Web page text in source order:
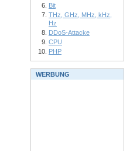
Bit
THz, GHz, MHz, kHz,
Hz
DDoS-Attacke
CPU
PHP
WERBUNG